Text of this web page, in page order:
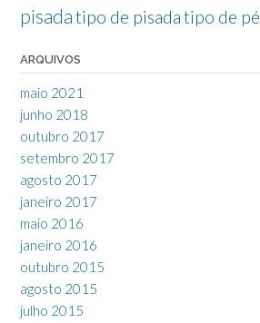
pisadatipo de pisadatipo de pé
ARQUIVOS
maio 2021
junho 2018
outubro 2017
setembro 2017
agosto 2017
janeiro 2017
maio 2016
janeiro 2016
outubro 2015
agosto 2015
julho 2015